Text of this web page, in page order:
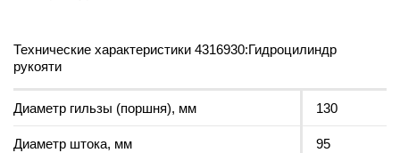
Технические характеристики 4316930:Гидроцилиндр
рукояти
Диаметр гильзы (поршня), мм 130
Диаметр штока, мм 95